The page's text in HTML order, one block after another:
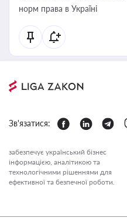
норм права в Україні
Зв'язатися:
забезпечує український бізнес
інформацією, аналітикою та
технологічними рішеннями для
ефективної та безпечної роботи.